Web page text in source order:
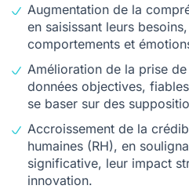
Augmentation de la
en saisissant leurs
comportements et
Amélioration de la prise
données objectives,
se baser sur des
Accroissement de la
humaines (RH), en
significative, leur impact
innovation.